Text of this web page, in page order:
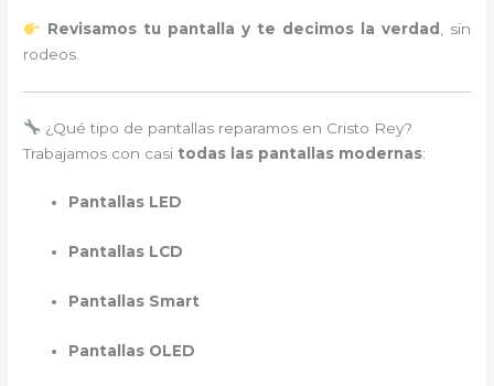
Revisamos tu pantalla y te decimos la verdad
, sin
rodeos.
¿Qué tipo de pantallas reparamos en Cristo Rey?
Trabajamos con casi todas las pantallas modernas:
Pantallas LED
Pantallas LCD
Pantallas Smart
Pantallas OLED